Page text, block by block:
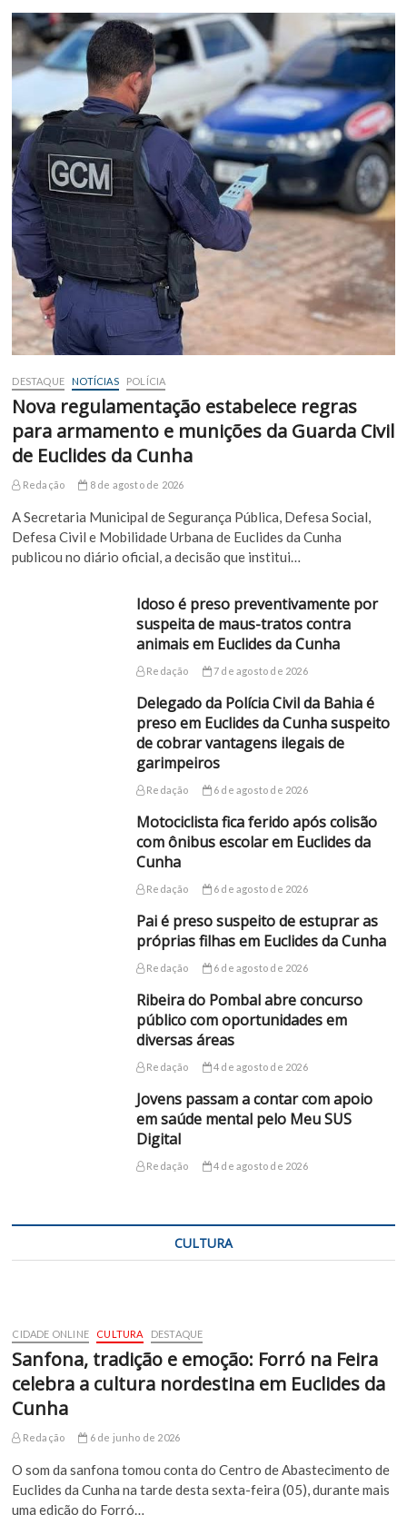
DESTAQUE NOTÍCIAS POLÍCIA
Nova regulamentação estabelece regras
para armamento e munições da Guarda Civil
de Euclides da Cunha
Redação 8 de agosto de 2026
A Secretaria Municipal de Segurança Pública, Defesa Social,
Defesa Civil e Mobilidade Urbana de Euclides da Cunha
publicou no diário oficial, a decisão que institui…
Idoso é preso preventivamente por
suspeita de maus-tratos contra
animais em Euclides da Cunha
Redação 7 de agosto de 2026
Delegado da Polícia Civil da Bahia é
preso em Euclides da Cunha suspeito
de cobrar vantagens ilegais de
garimpeiros
Redação 6 de agosto de 2026
Motociclista fica ferido após colisão
com ônibus escolar em Euclides da
Cunha
Redação 6 de agosto de 2026
Pai é preso suspeito de estuprar as
próprias filhas em Euclides da Cunha
Redação 6 de agosto de 2026
Ribeira do Pombal abre concurso
público com oportunidades em
diversas áreas
Redação 4 de agosto de 2026
Jovens passam a contar com apoio
em saúde mental pelo Meu SUS
Digital
Redação 4 de agosto de 2026
CULTURA
CIDADE ONLINE CULTURA DESTAQUE
Sanfona, tradição e emoção: Forró na Feira
celebra a cultura nordestina em Euclides da
Cunha
Redação 6 de junho de 2026
O som da sanfona tomou conta do Centro de Abastecimento de
Euclides da Cunha na tarde desta sexta-feira (05), durante mais
uma edição do Forró…